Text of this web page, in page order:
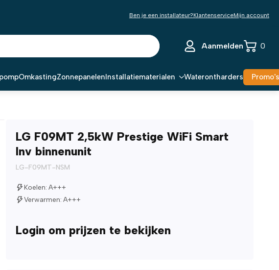
Ben je een installateur?KlantenserviceMijn account
Aanmelden 0
OmkastingZonnepanelenInstallatiematerialen Waterontharders Promo's
LG F09MT 2,5kW Prestige WiFi Smart
Inv binnenunit
LG-F09MT-NSM
Koelen: A+++
Verwarmen: A+++
Login om prijzen te bekijken